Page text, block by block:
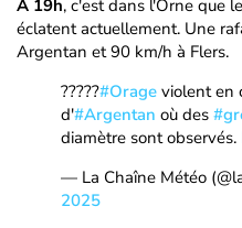
A 19h, c'est dans l'Orne que
éclatent actuellement. Une
Argentan et 90 km/h à Flers.
?????#Orage violent en
d'#Argentan où des
diamètre sont observés.
— La Chaîne Météo
2025